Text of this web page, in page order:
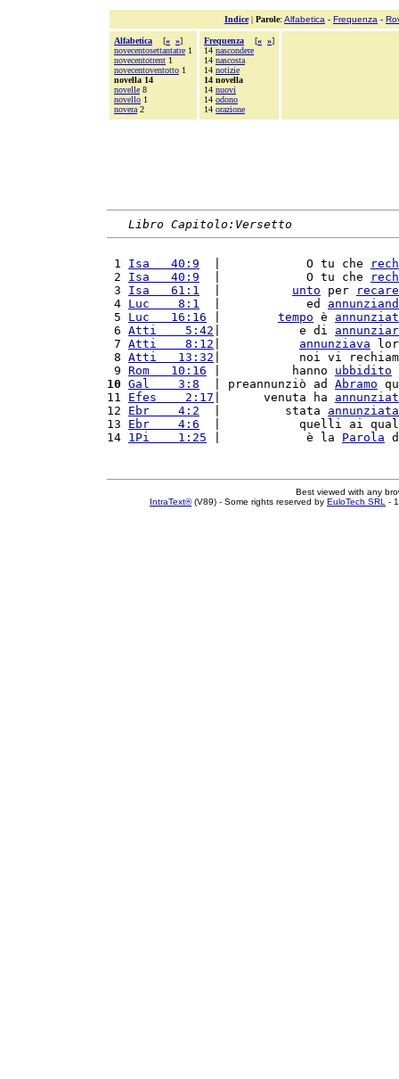
Indice| Parole: Alfabetica - Frequenza -
Alfabetica [« »]
novecentosettantatre 1
novecentotrent 1
novecentoventotto 1
novella 14
novelle 8
novello 1
novera 2
Frequenza [« »]
14 nascondere
14 nascosta
14 notizie
14 novella
14 nuovi
14 odono
14 orazione
Libro Capitolo:Versetto
1 Isa   40:9
  |            O tu che
2 Isa   40:9
  |            O tu che
3 Isa   61:1 unto per
recare
4 Luc    8:1
  |            ed
5 Luc   16:16 tempo è
6 Atti    5:42 |           e di
7 Atti    8:12 annunziava
8 Atti   13:32 |           noi vi
9 Rom   10:16 |          hanno ubbidito
10 Gal    3:8
  | preannunziò ad
Abramo
11 Efes    2:17 |      venuta ha
12 Ebr    4:2
  |         stata
annunziata
13 Ebr    4:6
|           quelli ai
14 1Pi    1:25 |            è la Parola
Best viewed with any
IntraText®(V89) - Some rights reserved by EuloTech SRL -